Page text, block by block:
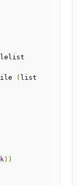
(
))